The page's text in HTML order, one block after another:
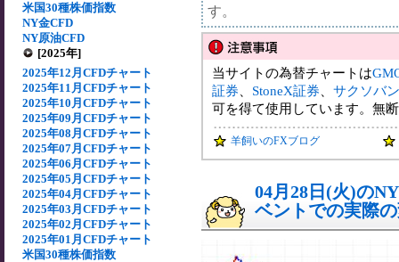
米国30種株価指数
NY金CFD
NY原油CFD
[2025年]
2025年12月CFDチャート
2025年11月CFDチャート
2025年10月CFDチャート
2025年09月CFDチャート
2025年08月CFDチャート
2025年07月CFDチャート
2025年06月CFDチャート
2025年05月CFDチャート
2025年04月CFDチャート
2025年03月CFDチャート
2025年02月CFDチャート
2025年01月CFDチャート
米国30種株価指数
す。
当サイトの為替チャートは
証券
StoneX証券
サクソバ
可を得て使用しています。無
羊飼いのFXブログ
04月28日(火)の
ベントでの実際